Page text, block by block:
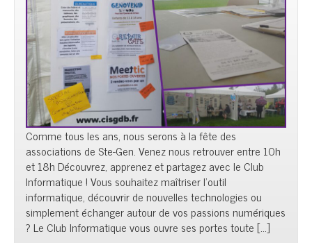
Comme tous les ans, nous serons à la fête des
associations de Ste-Gen. Venez nous retrouver entre 10h
et 18h Découvrez, apprenez et partagez avec le Club
Informatique ! Vous souhaitez maîtriser l’outil
informatique, découvrir de nouvelles technologies ou
simplement échanger autour de vos passions numériques
? Le Club Informatique vous ouvre ses portes toute […]